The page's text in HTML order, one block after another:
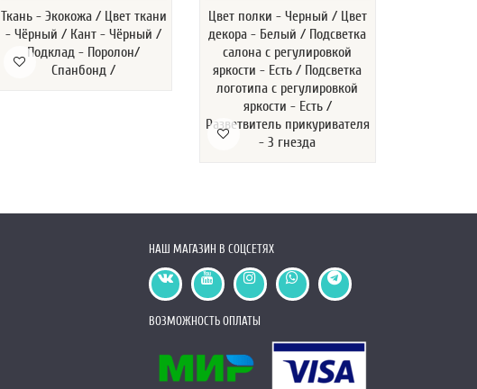
Ткань - Экокожа / Цвет ткани
- Чёрный / Кант - Чёрный /
Подклад - Поролон/
Спанбонд /
Цвет полки - Черный / Цвет
декора - Белый / Подсветка
салона с регулировкой
яркости - Есть / Подсветка
логотипа с регулировкой
яркости - Есть /
Разветвитель прикуривателя
- 3 гнезда
НАШ МАГАЗИН В СОЦСЕТЯХ
ВОЗМОЖНОСТЬ ОПЛАТЫ